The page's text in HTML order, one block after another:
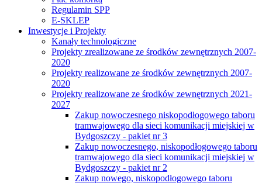
Regulamin SPP
E-SKLEP
Inwestycje i Projekty
Kanały technologiczne
Projekty zrealizowane ze środków zewnętrznych 2007-
2020
Projekty realizowane ze środków zewnętrznych 2007-
2020
Projekty realizowane ze środków zewnętrznych 2021-
2027
Zakup nowoczesnego niskopodłogowego taboru
tramwajowego dla sieci komunikacji miejskiej w
Bydgoszczy - pakiet nr 3
Zakup nowoczesnego, niskopodłogowego taboru
tramwajowego dla sieci komunikacji miejskiej w
Bydgoszczy - pakiet nr 2
Zakup nowego, niskopodłogowego taboru